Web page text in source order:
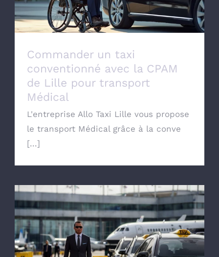
Commander un taxi
conventionné avec la CPAM
de Lille pour transport
Médical
L'entreprise Allo Taxi Lille vous propose
le transport Médical grâce à la conve
[...]